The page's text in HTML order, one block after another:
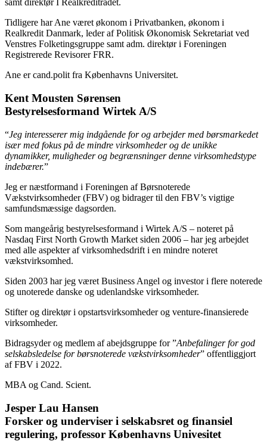
samt direktør I Realkreditrådet.
Tidligere har Ane været økonom i Privatbanken, økonom i
Realkredit Danmark, leder af Politisk Økonomisk Sekretariat ved
Venstres Folketingsgruppe samt adm. direktør i Foreningen
Registrerede Revisorer FRR.
Ane er cand.polit fra Københavns Universitet.
Kent Mousten Sørensen
Bestyrelsesformand Wirtek A/S
“Jeg interesserer mig indgående for og arbejder med børsmarkedet
især med fokus på de mindre virksomheder og de unikke
dynamikker, muligheder og begrænsninger denne virksomhedstype
indebærer.”
Jeg er næstformand i Foreningen af Børsnoterede
Vækstvirksomheder (FBV) og bidrager til den FBV’s vigtige
samfundsmæssige dagsorden.
Som mangeårig bestyrelsesformand i Wirtek A/S – noteret på
Nasdaq First North Growth Market siden 2006 – har jeg arbejdet
med alle aspekter af virksomhedsdrift i en mindre noteret
vækstvirksomhed.
Siden 2003 har jeg været Business Angel og investor i flere noterede
og unoterede danske og udenlandske virksomheder.
Stifter og direktør i opstartsvirksomheder og venture-finansierede
virksomheder.
Bidragsyder og medlem af abejdsgruppe for ”Anbefalinger for god
selskabsledelse for børsnoterede vækstvirksomheder” offentliggjort
af FBV i 2022.
MBA og Cand. Scient.
Jesper Lau Hansen
Forsker og underviser i selskabsret og finansiel
regulering, professor Københavns Univesitet